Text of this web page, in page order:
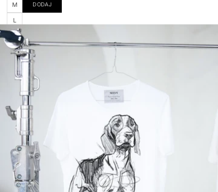
M
L
DODAJ